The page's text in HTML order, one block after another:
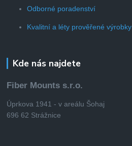
Odborné poradenství
Kvalitní a léty prověřené výrobky
Kde nás najdete
Fiber Mounts s.r.o.
Úprkova 1941 - v areálu Šohaj
696 62 Strážnice